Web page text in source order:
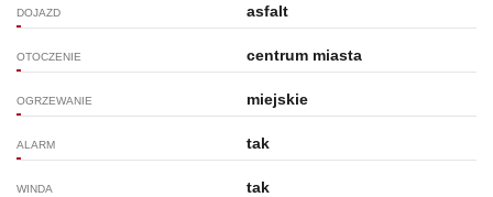
DOJAZD asfalt
OTOCZENIE centrum miasta
OGRZEWANIE miejskie
ALARM tak
WINDA tak